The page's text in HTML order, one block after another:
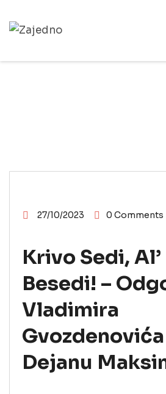
27/10/2023 0 Comments
Krivo Sedi,
Besedi! –
Vladimira
Dejanu